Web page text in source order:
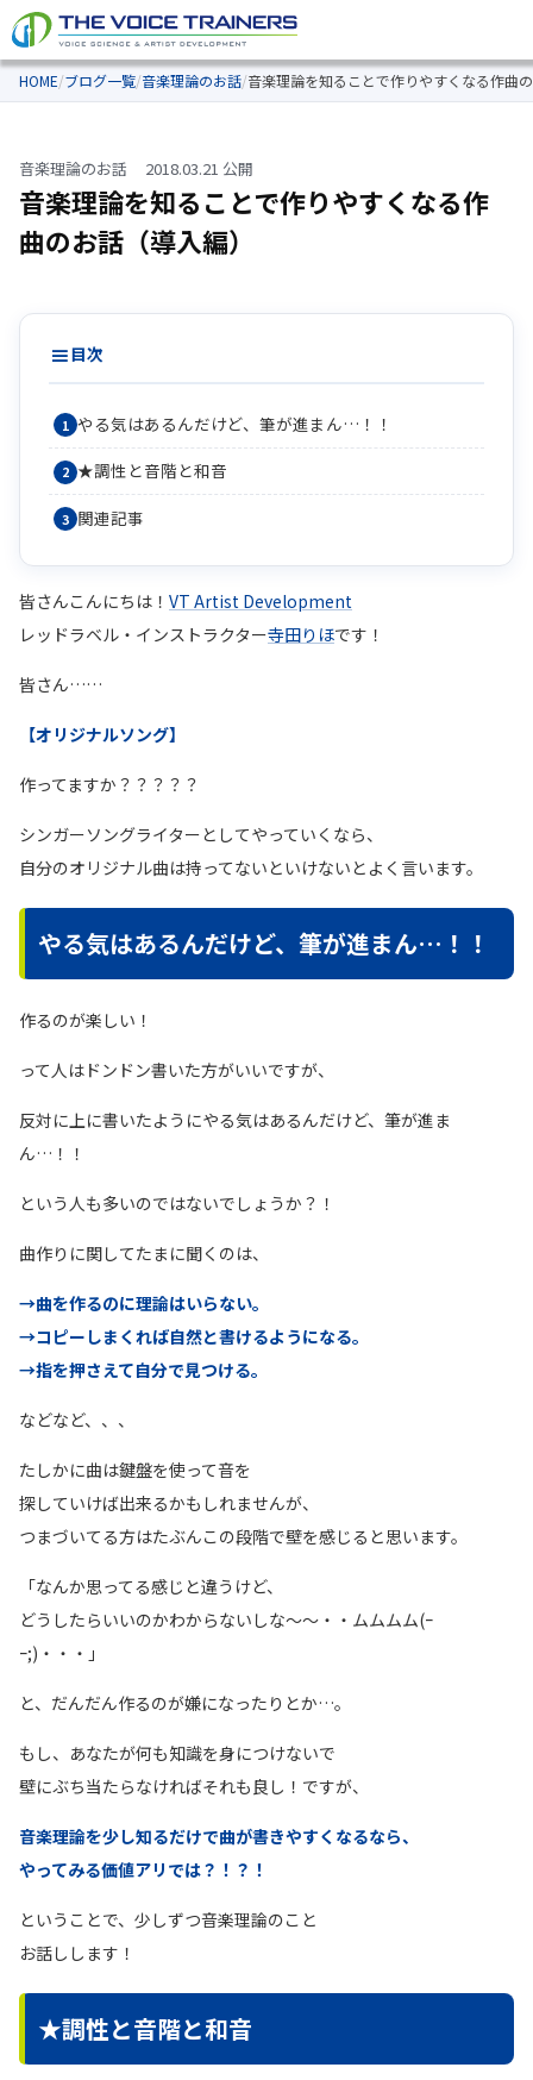
HOME/ブログ一覧/音楽理論のお話/音楽理論を知ることで作りやすくなる作曲
音楽理論のお話 2018.03.21 公開
音楽理論を知ることで作りやすくなる作
曲のお話（導入編）
目次
やる気はあるんだけど、筆が進まん…！！
★調性と音階と和音
関連記事
皆さんこんにちは！ VT Artist Development
レッドラベル・インストラクター寺田りほです！
皆さん……
【オリジナルソング】
作ってますか？？？？？
シンガーソングライターとしてやっていくなら、
自分のオリジナル曲は持ってないといけないとよく言います。
やる気はあるんだけど、筆が進まん…！！
作るのが楽しい！
って人はドンドン書いた方がいいですが、
反対に上に書いたようにやる気はあるんだけど、筆が進ま
ん…！！
という人も多いのではないでしょうか？！
曲作りに関してたまに聞くのは、
→曲を作るのに理論はいらない。
→コピーしまくれば自然と書けるようになる。
→指を押さえて自分で見つける。
などなど、、、
たしかに曲は鍵盤を使って音を
探していけば出来るかもしれませんが、
つまづいてる方はたぶんこの段階で壁を感じると思います。
「なんか思ってる感じと違うけど、
どうしたらいいのかわからないしな〜〜・・ムムムム(ｰ
ｰ;)・・・」
と、だんだん作るのが嫌になったりとか…。
もし、あなたが何も知識を身につけないで
壁にぶち当たらなければそれも良し！ですが、
音楽理論を少し知るだけで曲が書きやすくなるなら、
やってみる価値アリでは？！？！
ということで、少しずつ音楽理論のこと
お話しします！
★調性と音階と和音